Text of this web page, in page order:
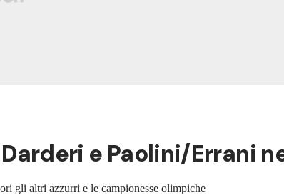
e Paolini/Errani
gli altri azzurri e le campionesse olimpiche